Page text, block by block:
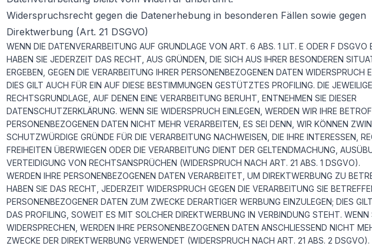
Widerspruchsrecht gegen die Datenerhebung in besonderen Fällen sowie gegen
Direktwerbung (Art. 21 DSGVO)
WENN DIE DATENVERARBEITUNG AUF GRUNDLAGE VON ART. 6 ABS. 1 LIT. E ODER F DSGVO
HABEN SIE JEDERZEIT DAS RECHT, AUS GRÜNDEN, DIE SICH AUS IHRER BESONDEREN
ERGEBEN, GEGEN DIE VERARBEITUNG IHRER PERSONENBEZOGENEN DATEN WIDERSPRUCH
DIES GILT AUCH FÜR EIN AUF DIESE BESTIMMUNGEN GESTÜTZTES PROFILING. DIE JEWEILIGE
RECHTSGRUNDLAGE, AUF DENEN EINE VERARBEITUNG BERUHT, ENTNEHMEN SIE DIESER
DATENSCHUTZERKLÄRUNG. WENN SIE WIDERSPRUCH EINLEGEN, WERDEN WIR IHRE
PERSONENBEZOGENEN DATEN NICHT MEHR VERARBEITEN, ES SEI DENN, WIR KÖNNEN
SCHUTZWÜRDIGE GRÜNDE FÜR DIE VERARBEITUNG NACHWEISEN, DIE IHRE INTERESSEN,
FREIHEITEN ÜBERWIEGEN ODER DIE VERARBEITUNG DIENT DER GELTENDMACHUNG,
VERTEIDIGUNG VON RECHTSANSPRÜCHEN (WIDERSPRUCH NACH ART. 21 ABS. 1 DSGVO).
WERDEN IHRE PERSONENBEZOGENEN DATEN VERARBEITET, UM DIREKTWERBUNG ZU
HABEN SIE DAS RECHT, JEDERZEIT WIDERSPRUCH GEGEN DIE VERARBEITUNG SIE
PERSONENBEZOGENER DATEN ZUM ZWECKE DERARTIGER WERBUNG EINZULEGEN; DIES
DAS PROFILING, SOWEIT ES MIT SOLCHER DIREKTWERBUNG IN VERBINDUNG STEHT. WENN
WIDERSPRECHEN, WERDEN IHRE PERSONENBEZOGENEN DATEN ANSCHLIESSEND NICHT
ZWECKE DER DIREKTWERBUNG VERWENDET (WIDERSPRUCH NACH ART. 21 ABS. 2 DSGVO).